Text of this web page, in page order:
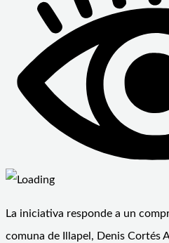
La iniciativa responde a un
comuna de Illapel, Denis Cortés